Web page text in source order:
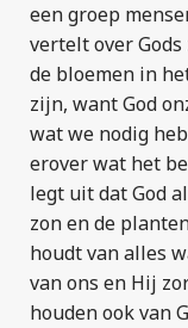
een groep
vertelt over
de bloemen in
zijn, want God
wat we nodig
erover wat het
legt uit dat God
zon en de
houdt van alles
van ons en Hij
houden ook van